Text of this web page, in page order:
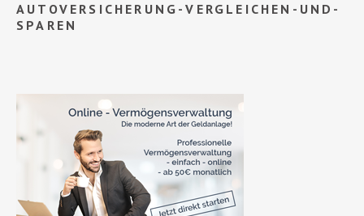
AUTOVERSICHERUNG-VERGLEICHEN-UND-
SPAREN